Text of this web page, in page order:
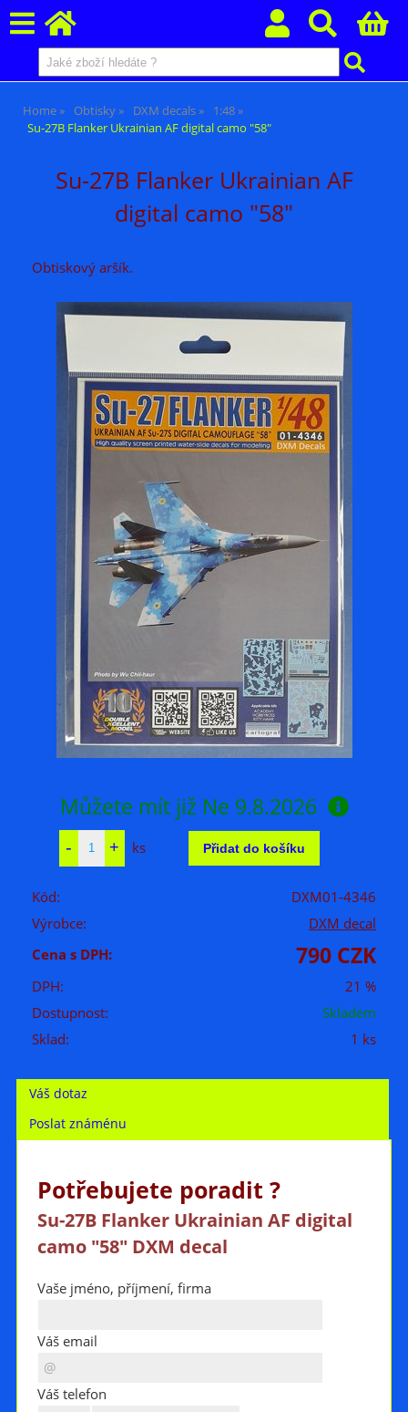
Home Obtisky DXM decals
1:48
Su-27B Flanker Ukrainian AF digital camo "58"
Su-27B Flanker Ukrainian AF
digital camo "58"
Obtiskový aršík.
Můžete mít již Ne 9.8.2026
ks
Kód:
DXM01-4346
Výrobce:
DXM decal
Cena s DPH:
790 CZK
DPH:
21 %
Dostupnost:
Skladem
Sklad:
1 ks
Váš dotaz
Poslat známénu
Potřebujete poradit ?
Su-27B Flanker Ukrainian AF digital
camo "58" DXM decal
Vaše jméno, příjmení, firma
Váš email
Váš telefon